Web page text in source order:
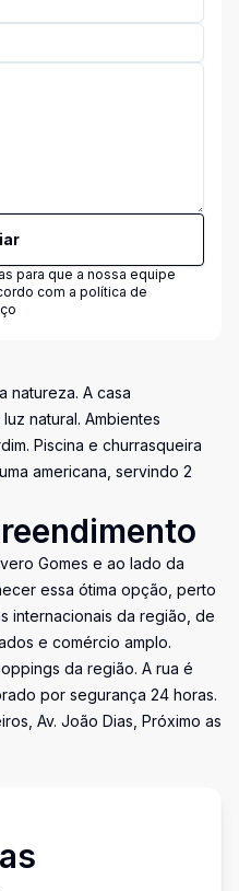
para que a nossa equipe
com a política de
natureza. A casa
natural. Ambientes
Piscina e churrasqueira
americana, servindo 2
Gomes e ao lado da
essa ótima opção, perto
internacionais da região, de
e comércio amplo.
da região. A rua é
por segurança 24 horas.
Av. João Dias, Próximo as